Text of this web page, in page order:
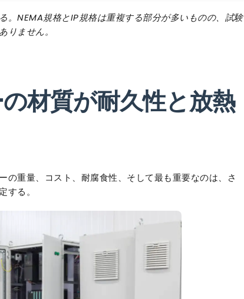
。NEMA規格とIP規格は重複する部分が多いものの、試験
りません。
材質が耐久性と放熱
の重量、コスト、耐腐食性、そして最も重要なのは、さ
する。